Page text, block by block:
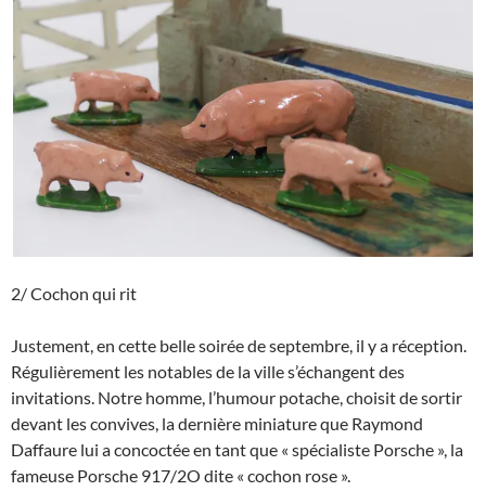
2/ Cochon qui rit
Justement, en cette belle soirée de septembre, il y a réception.
Régulièrement les notables de la ville s’échangent des
invitations. Notre homme, l’humour potache, choisit de sortir
devant les convives, la dernière miniature que Raymond
Daffaure lui a concoctée en tant que « spécialiste Porsche », la
fameuse Porsche 917/2O dite « cochon rose ».